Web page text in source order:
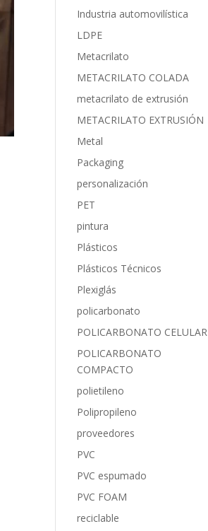
Industria automovilística
LDPE
Metacrilato
METACRILATO COLADA
metacrilato de extrusión
METACRILATO EXTRUSIÓN
Metal
Packaging
personalización
PET
pintura
Plásticos
Plásticos Técnicos
Plexiglás
policarbonato
POLICARBONATO CELULAR
POLICARBONATO
COMPACTO
polietileno
Polipropileno
proveedores
PVC
PVC espumado
PVC FOAM
reciclable